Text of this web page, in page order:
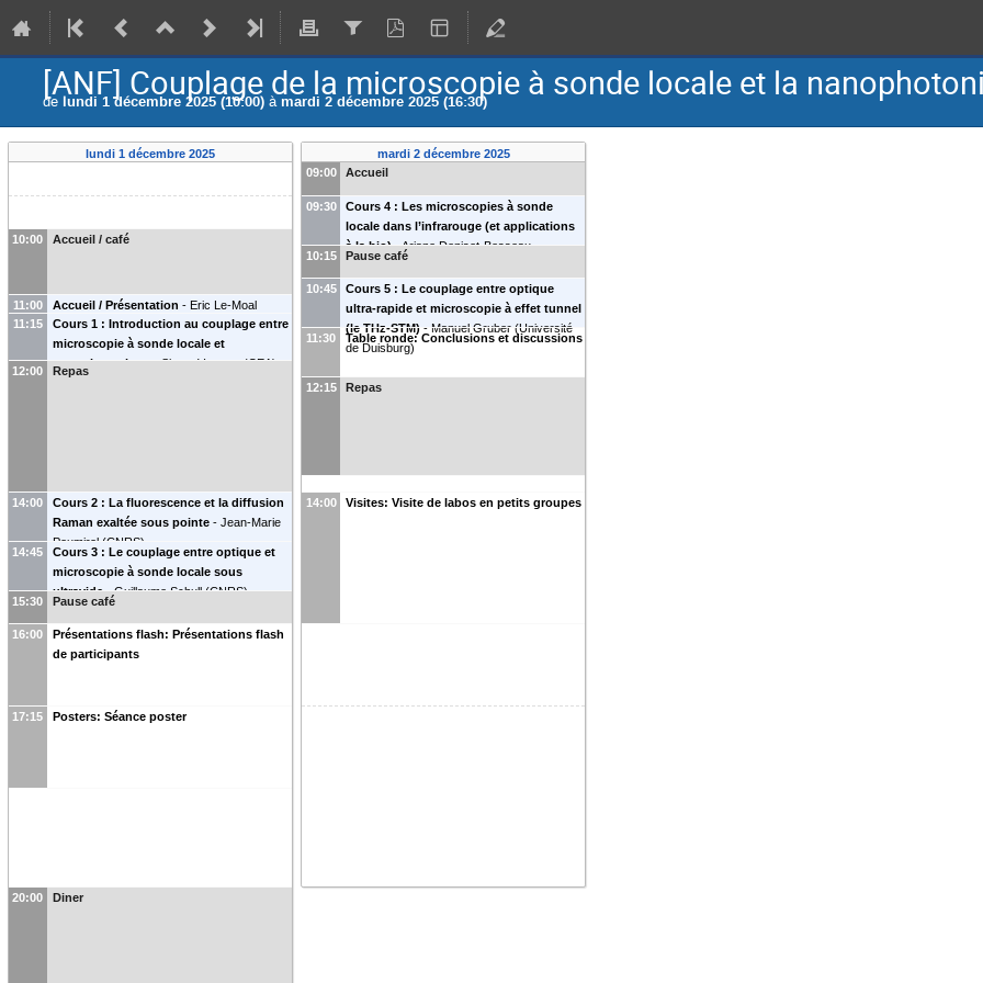
[ANF] Couplage de la microscopie à sonde locale et la
de lundi 1 décembre 2025 (10:00) àmardi 2 décembre 2025 (16:30)
lundi 1 décembre 2025
10:00 Accueil / café
11:00 Accueil / Présentation - Eric Le-Moal
(CNRS )
11:15
Cours 1 : Introduction au couplage entre
microscopie à sonde locale et
nanophotonique - Simon Vassant (CEA)
12:00 Repas
14:00
Cours 2 : La fluorescence et la diffusion
Raman exaltée sous pointe - Jean-Marie
Poumirol (CNRS)
14:45
Cours 3 : Le couplage entre optique et
microscopie à sonde locale sous
ultravide - Guillaume Schull (CNRS)
15:30 Pause café
16:00
Présentations flash: Présentations flash
de participants
17:15 Posters: Séance poster
20:00 Diner
mardi 2 décembre 2025
09:00
Accueil
09:30
Cours 4 : Les microscopies à sonde
locale dans l’infrarouge (et applications
à la bio) -Ariane Deniset-Besseau
10:15 Pause café
10:45
Cours 5 : Le couplage entre optique
ultra-rapide et microscopie à effet tunnel
(le THz-STM) - Manuel Gruber (Université
de Duisburg)
11:30 Table ronde: Conclusions et discussions
12:15 Repas
14:00 Visites: Visite de labos en petits groupes